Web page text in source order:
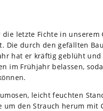
die letzte Fichte in
Die durch den gefäll­ten
hat er kräf­tig geblüht
im Früh­jahr belas­sen,
leicht feuch­ten
um den Strauch herum